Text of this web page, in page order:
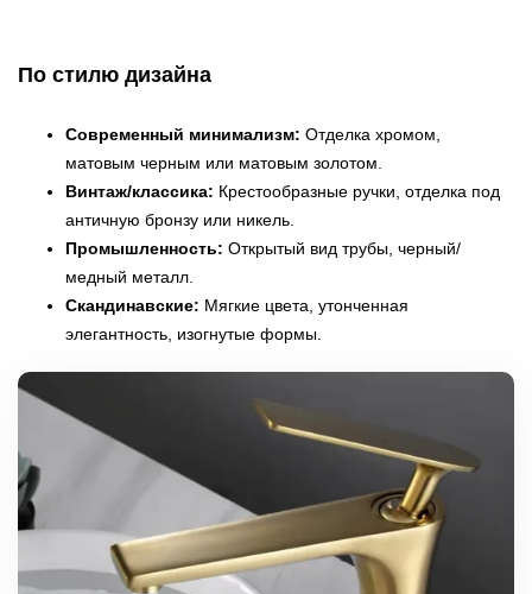
По стилю дизайна
Современный минимализм: Отделка хромом,
матовым черным или матовым золотом.
Винтаж/классика: Крестообразные ручки, отделка под
античную бронзу или никель.
Промышленность: Открытый вид трубы, черный/
медный металл.
Скандинавские: Мягкие цвета, утонченная
элегантность, изогнутые формы.